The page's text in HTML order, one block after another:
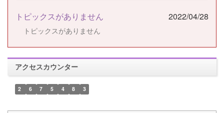
トピックスがありません 2022/04/28
トピックスがありません
アクセスカウンター
2 6 7 5 4 8 3